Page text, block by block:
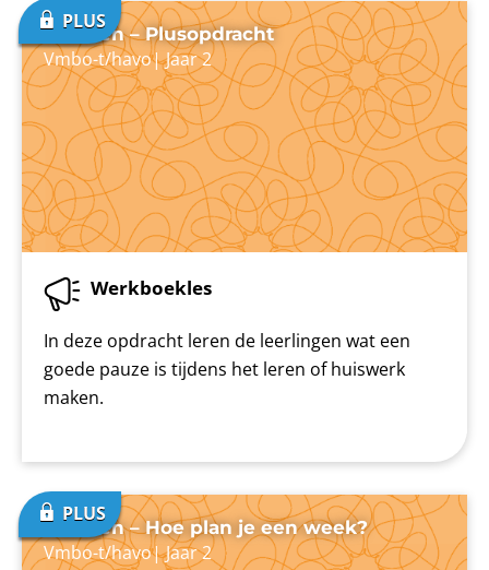
Plannen – Plusopdracht
Vmbo-t/havo|Jaar 2
Werkboekles
In deze opdracht leren de leerlingen wat een
goede pauze is tijdens het leren of huiswerk
maken.
Plannen – Hoe plan je een week?
Vmbo-t/havo|Jaar 2